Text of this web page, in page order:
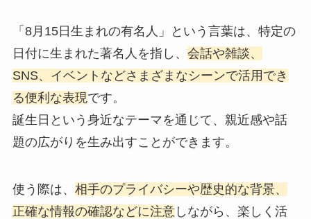
「8月15日生まれの有名人」という言葉は、特定の
日付に生まれた著名人を指し、 会話や雑談、
SNS、イベントなどさまざまなシーンで活用でき
る便利な表現です。
誕生日という身近なテーマを通じて、親近感や話
題の広がりを生み出すことができます。
使う際は、 相手のプライバシーや歴史的な背景、
正確な情報の確認などに注意しながら、楽しく活